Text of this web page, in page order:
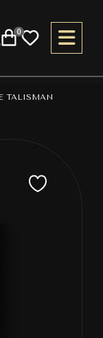
0
TALISMAN